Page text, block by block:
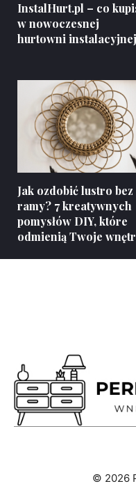
InstalHurt.pl – co
w nowoczesnej
hurtowni
Jak ozdobić lustro bez
ramy? 7 kreatywnych
pomysłów DIY, które
odmienią Twoje
© 2026